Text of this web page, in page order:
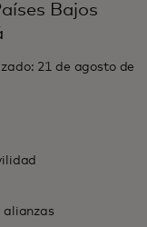
Bajos
21 de agosto de
alianzas